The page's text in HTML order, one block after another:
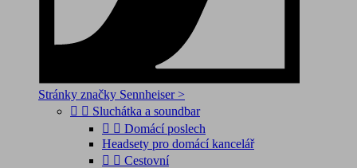
Stránky značky Sennheiser >
  Sluchátka a soundbar
  Domácí poslech
Headsety pro domácí kancelář
  Cestovní